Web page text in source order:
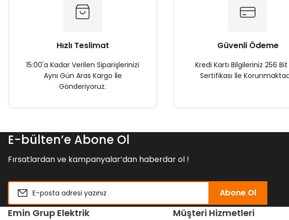
Ürün fiyatı diğer sitelerden daha pahalı.
Hızlı Teslimat
15:00'a Kadar Verilen Siparişlerinizi
Aynı Gün Aras Kargo İle
Gönderiyoruz.
Güvenli Ödeme
Kredi Kartı Bilgileriniz 256 Bit
Sertifikası İle
E-bülten’e Abone Ol
Fırsatlardan ve kampanyalar’dan haberdar ol !
Abone Ol
Emin Grup Elektrik Müşteri Hizmetleri